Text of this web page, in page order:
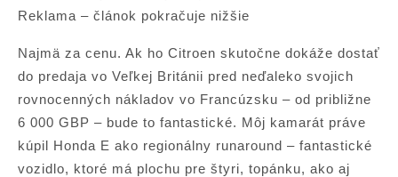
Reklama – článok pokračuje nižšie
Najmä za cenu. Ak ho Citroen skutočne dokáže dostať
do predaja vo Veľkej Británii pred neďaleko svojich
rovnocenných nákladov vo Francúzsku – od približne
6 000 GBP – bude to fantastické. Môj kamarát práve
kúpil Honda E ako regionálny runaround – fantastické
vozidlo, ktoré má plochu pre štyri, topánku, ako aj